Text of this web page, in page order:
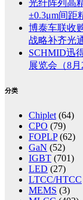
光纤阵列高
±0.3μm间距
博泰车联收
战略补齐光
SCHMID迅
展览会（8月
分类
Chiplet (64)
CPO (79)
FOPLP(62)
GaN (52)
IGBT (701)
LED (27)
LTCC/HTCC
MEMS (3)